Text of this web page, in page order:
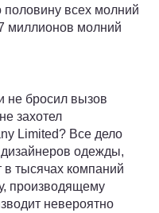
всех молний
миллионов молний
не бросил вызов
захотел
Limited? Все дело
дизайнеров одежды,
в тысячах компаний
производящему
невероятно